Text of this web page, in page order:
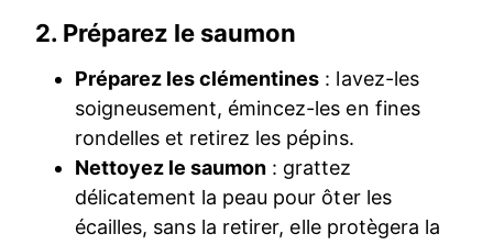
2. Préparez le saumon
Préparez les clémentines : lavez-les
soigneusement, émincez-les en fines
rondelles et retirez les pépins.
Nettoyez le saumon : grattez
délicatement la peau pour ôter les
écailles, sans la retirer, elle protègera la